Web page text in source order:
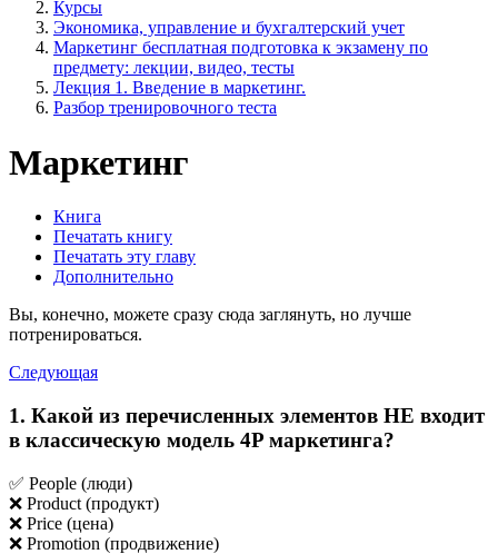
Курсы
Экономика, управление и бухгалтерский учет
Маркетинг бесплатная подготовка к экзамену по
предмету: лекции, видео, тесты
Лекция 1. Введение в маркетинг.
Разбор тренировочного теста
Маркетинг
Книга
Печатать книгу
Печатать эту главу
Дополнительно
Вы, конечно, можете сразу сюда заглянуть, но лучше
потренироваться.
Следующая
1. Какой из перечисленных элементов НЕ входит
в классическую модель 4P маркетинга?
✅ People (люди)
❌ Product (продукт)
❌ Price (цена)
❌ Promotion (продвижение)